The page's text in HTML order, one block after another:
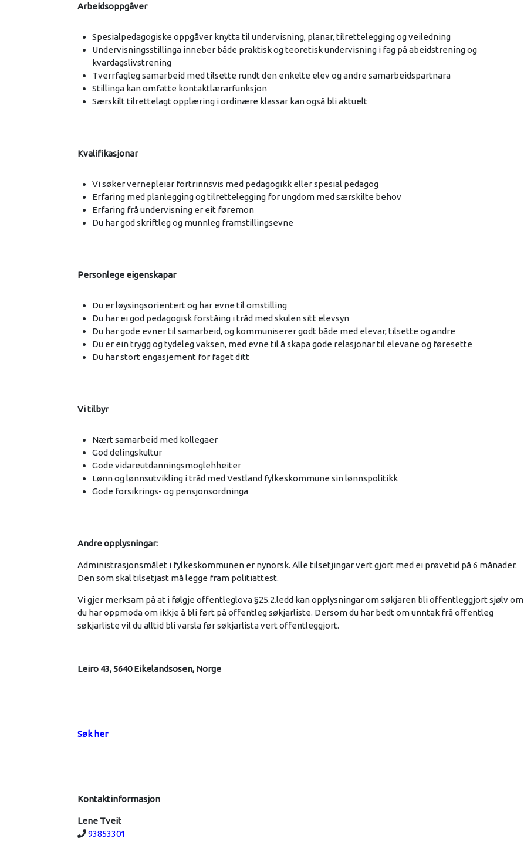
Arbeidsoppgåver
Spesialpedagogiske oppgåver knytta til undervisning, planar, tilrettelegging og veiledning
Undervisningsstillinga inneber både praktisk og teoretisk undervisning i fag på abeidstrening og
kvardagslivstrening
Tverrfagleg samarbeid med tilsette rundt den enkelte elev og andre samarbeidspartnara
Stillinga kan omfatte kontaktlærarfunksjon
Særskilt tilrettelagt opplæring i ordinære klassar kan også bli aktuelt
Kvalifikasjonar
Vi søker vernepleiar fortrinnsvis med pedagogikk eller spesial pedagog
Erfaring med planlegging og tilrettelegging for ungdom med særskilte behov
Erfaring frå undervisning er eit føremon
Du har god skriftleg og munnleg framstillingsevne
Personlege eigenskapar
Du er løysingsorientert og har evne til omstilling
Du har ei god pedagogisk forståing i tråd med skulen sitt elevsyn
Du har gode evner til samarbeid, og kommuniserer godt både med elevar, tilsette og andre
Du er ein trygg og tydeleg vaksen, med evne til å skapa gode relasjonar til elevane og føresette
Du har stort engasjement for faget ditt
Vi tilbyr
Nært samarbeid med kollegaer
God delingskultur
Gode vidareutdanningsmoglehheiter
Lønn og lønnsutvikling i tråd med Vestland fylkeskommune sin lønnspolitikk
Gode forsikrings- og pensjonsordninga
Andre opplysningar:
Administrasjonsmålet i fylkeskommunen er nynorsk. Alle tilsetjingar vert gjort med ei prøvetid på 6 månader.
Den som skal tilsetjast må legge fram politiattest.
Vi gjer merksam på at i følgje offentleglova §25.2.ledd kan opplysningar om søkjaren bli offentleggjort sjølv om
du har oppmoda om ikkje å bli ført på offentleg søkjarliste. Dersom du har bedt om unntak frå offentleg
søkjarliste vil du alltid bli varsla før søkjarlista vert offentleggjort.
Leiro 43, 5640 Eikelandsosen, Norge
Søk her
Kontaktinformasjon
Lene Tveit
Telefon:
93853301